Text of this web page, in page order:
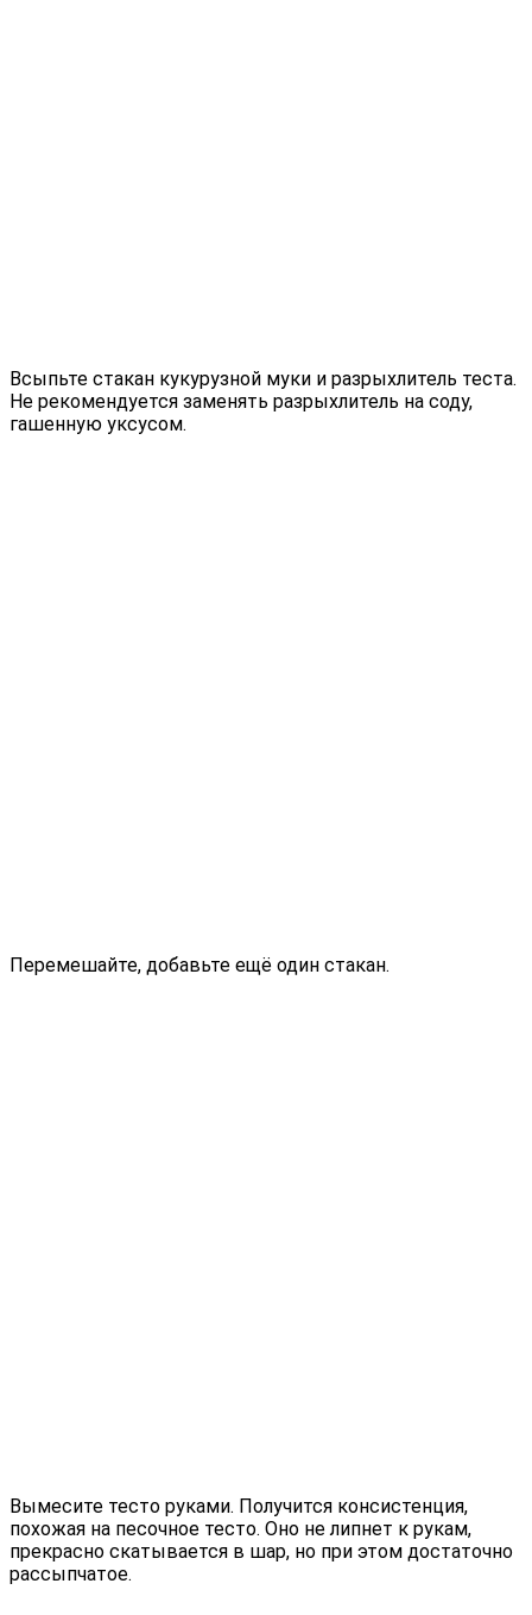
Всыпьте стакан кукурузной муки и разрыхлитель теста.
Не рекомендуется заменять разрыхлитель на соду,
гашенную уксусом.
Перемешайте, добавьте ещё один стакан.
Вымесите тесто руками. Получится консистенция,
похожая на песочное тесто. Оно не липнет к рукам,
прекрасно скатывается в шар, но при этом достаточно
рассыпчатое.